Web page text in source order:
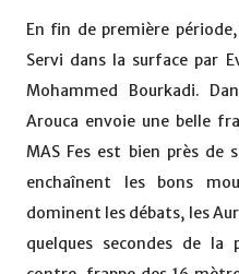
En fin de première
Servi dans la surface par
Mohammed Bourkadi.
Arouca envoie une belle
MAS Fes est bien près de
enchaînent les bons
dominent les débats, les
quelques secondes de la